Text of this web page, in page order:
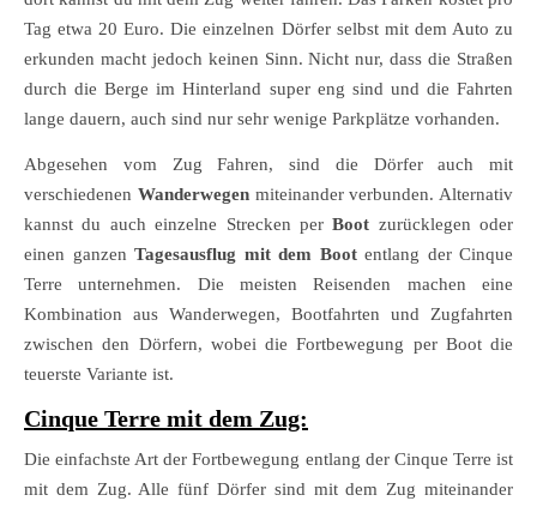
Tag etwa 20 Euro. Die einzelnen Dörfer selbst mit dem Auto zu
erkunden macht jedoch keinen Sinn. Nicht nur, dass die Straßen
durch die Berge im Hinterland super eng sind und die Fahrten
lange dauern, auch sind nur sehr wenige Parkplätze vorhanden.
Abgesehen vom Zug Fahren, sind die Dörfer auch mit
verschiedenen Wanderwegenmiteinander verbunden. Alternativ
kannst du auch einzelne Strecken perBoot zurücklegen oder
einen ganzen Tagesausflug mit dem Bootentlang der Cinque
Terre unternehmen. Die meisten Reisenden machen eine
Kombination aus Wanderwegen, Bootfahrten und Zugfahrten
zwischen den Dörfern, wobei die Fortbewegung per Boot die
teuerste Variante ist.
Cinque Terre mit dem Zug:
Die einfachste Art der Fortbewegung entlang der Cinque Terre ist
mit dem Zug. Alle fünf Dörfer sind mit dem Zug miteinander